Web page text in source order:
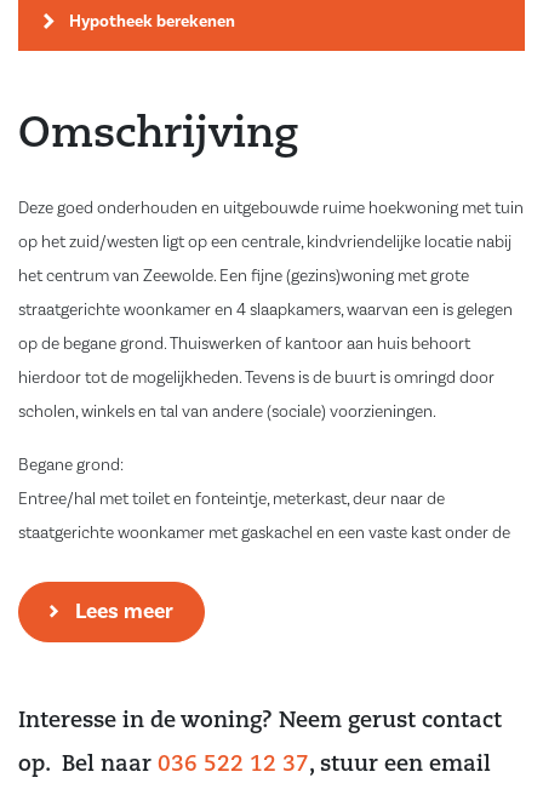
Hypotheek berekenen
Omschrijving
Deze goed onderhouden en uitgebouwde ruime hoekwoning met tuin
op het zuid/westen ligt op een centrale, kindvriendelijke locatie nabij
het centrum van Zeewolde. Een fijne (gezins)woning met grote
straatgerichte woonkamer en 4 slaapkamers, waarvan een is gelegen
op de begane grond. Thuiswerken of kantoor aan huis behoort
hierdoor tot de mogelijkheden. Tevens is de buurt is omringd door
scholen, winkels en tal van andere (sociale) voorzieningen.
Begane grond:
Entree/hal met toilet en fonteintje, meterkast, deur naar de
staatgerichte woonkamer met gaskachel en een vaste kast onder de
Aan de achterzijde van de woning bevindt zich de open keuken met
kookeiland voorzien van diverse inbouwapparatuur waaronder een
over een extra aanrechtblok met spoelbak. Vanuit bijkeuken komt
men in de slaap- werkkamer. De gehele begane grondvloer is voorzien
Lees meer
Interesse in de woning? Neem gerust contact
op. Bel naar 036 522 12 37, stuur een email